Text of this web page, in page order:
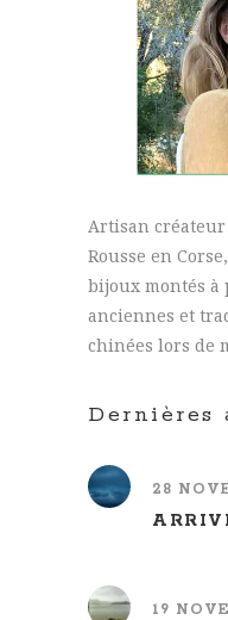
Artisan
Rousse en
bijoux montés
anciennes et
chinées lors de
Dernières
28
19